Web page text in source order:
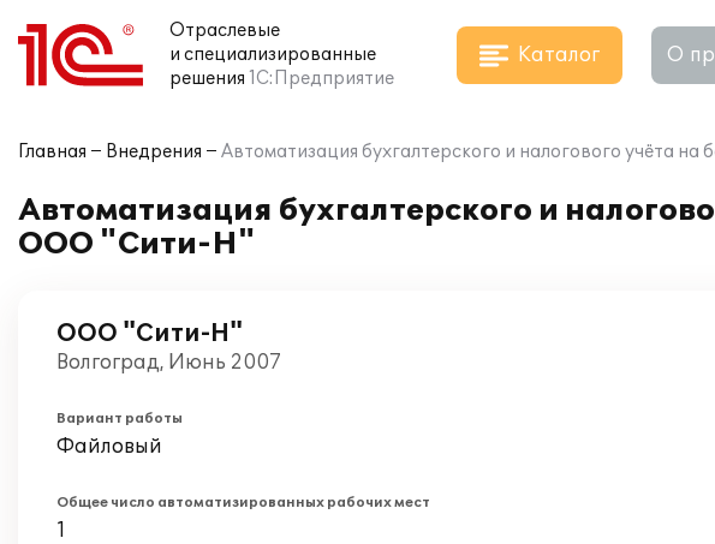
Отраслевые
и специализированные
решения 1С:Предприятие
Каталог О
Главная Внедрения Автоматизация бухгалтерского и налогового учёта
Автоматизация бухгалтерского и
ООО "Сити-Н"
ООО "Сити-Н"
Волгоград, Июнь 2007
Вариант работы
Файловый
Общее число автоматизированных рабочих мест
1